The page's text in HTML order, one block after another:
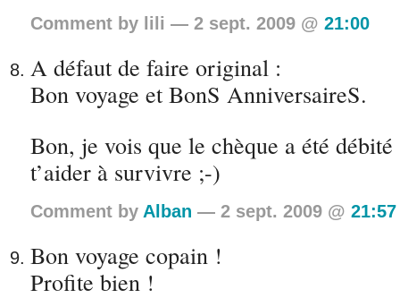
Comment by lili — 2 sept. 2009 @21:00
A défaut de faire original :
Bon voyage et BonS AnniversaireS.
Bon, je vois que le chèque a été
t’aider à survivre ;-)
Comment by Alban — 2 sept. 2009 @21:57
Bon voyage copain !
Profite bien !